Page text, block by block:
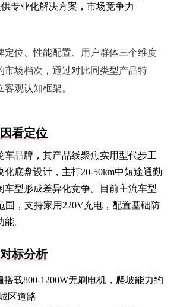
专业化解决方案，市场竞争力
定位、性能配置、用户群体三个维度
市场档次，通过对比同类型产品特
观认知框架。
看定位
车品牌，其产品线聚焦实用型代步工
化底盘设计，主打20-50km中短途通勤
车型形成差异化竞争。目前主流车型
围，支持家用220V充电，配置基础防
。
标分析
搭载800-1200W无刷电机，爬坡能力约
区道路